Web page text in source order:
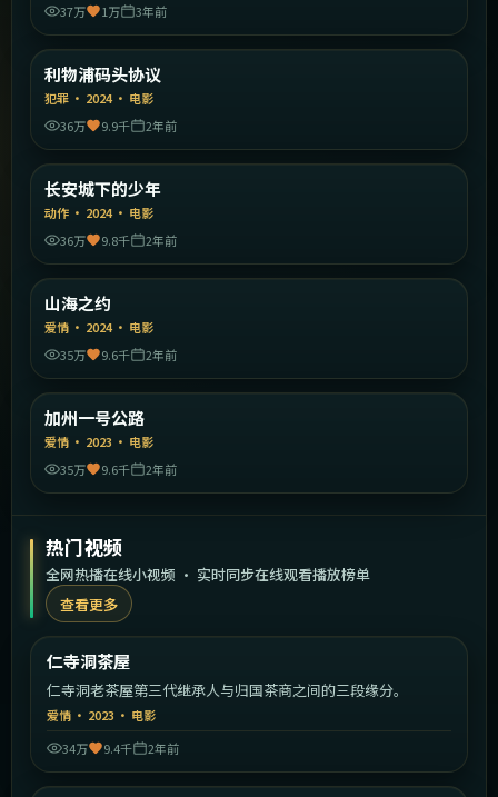
37万
1万 3年前
精选
利物浦码头协议
犯罪 · 2024· 电影
36万
9.9千 2年前
精选
长安城下的少年
动作 · 2024· 电影
36万
9.8千 2年前
精选
山海之约
爱情 · 2024· 电影
35万
9.6千 2年前
精选
加州一号公路
爱情 · 2023 · 电影
35万
9.6千 2年前
热门视频
全网热播在线小视频 · 实时同步在线观看播放榜单
查看更多
热门
仁寺洞茶屋
仁寺洞老茶屋第三代继承人与归国茶商之间的三段缘分。
爱情 · 2023 · 电影
34万
9.4千 2年前